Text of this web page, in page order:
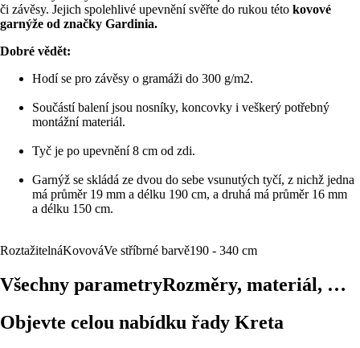
či závěsy. Jejich spolehlivé upevnění svěřte do rukou této kovové
garnýže od značky Gardinia.
Dobré vědět:
Hodí se pro závěsy o gramáži do 300 g/m2.
Součástí balení jsou nosníky, koncovky i veškerý potřebný
montážní materiál.
Tyč je po upevnění 8 cm od zdi.
Garnýž se skládá ze dvou do sebe vsunutých tyčí, z nichž jedna
má průměr 19 mm a délku 190 cm, a druhá má průměr 16 mm
a délku 150 cm.
RoztažitelnáKovováVe stříbrné barvě190 - 340 cm
Všechny parametryRozměry, materiál, …
Objevte celou nabídku řady Kreta